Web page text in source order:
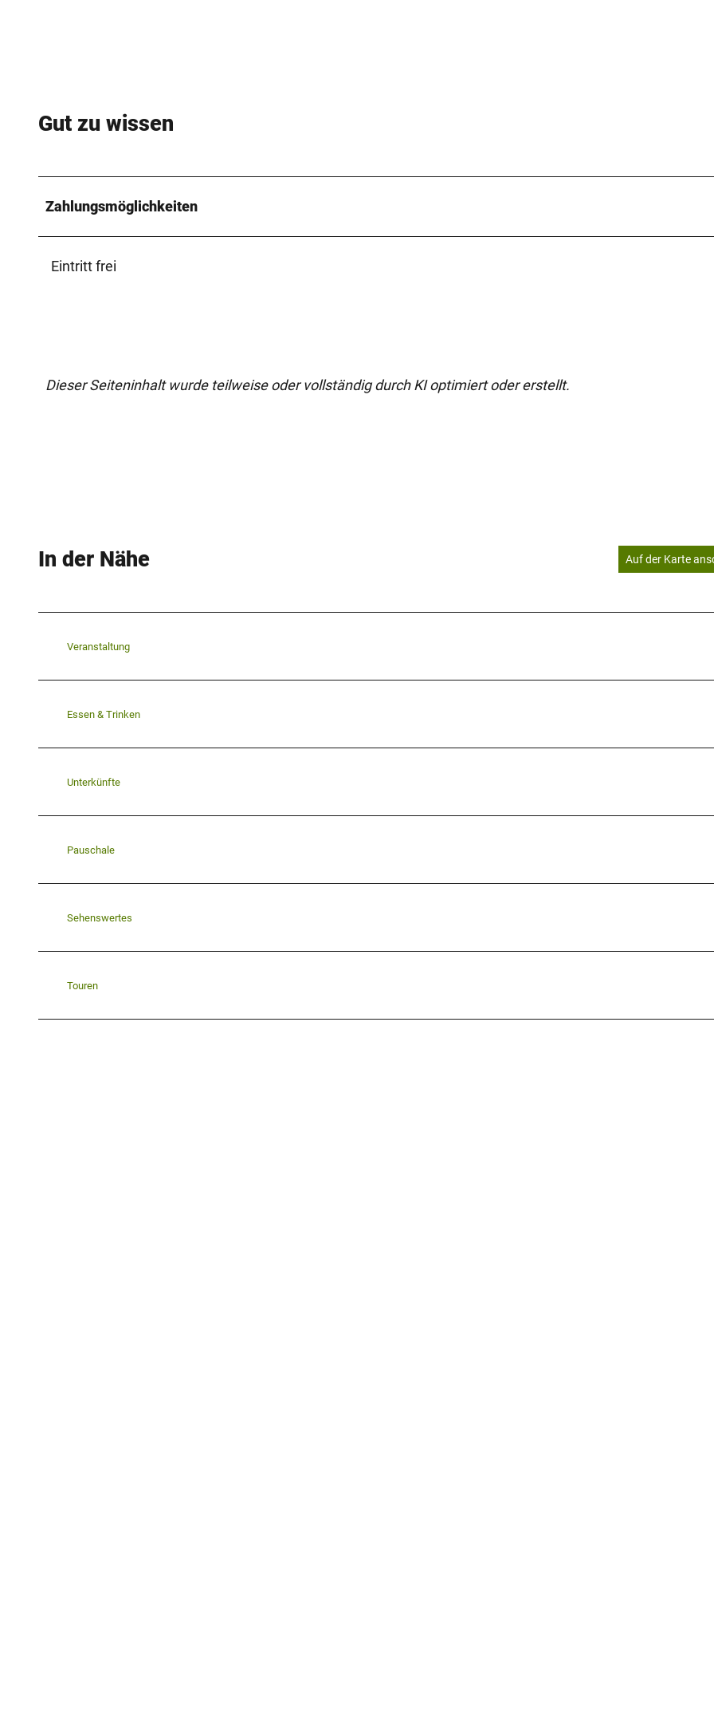
Gut zu wissen
Zahlungsmöglichkeiten
Eintritt frei
Dieser Seiteninhalt wurde teilweise oder vollständig durch KI optimiert oder erstellt.
In der Nähe Auf der Karte
Veranstaltung
Essen & Trinken
Unterkünfte
Pauschale
Sehenswertes
Touren